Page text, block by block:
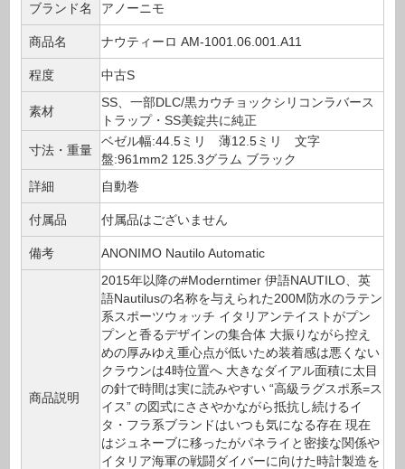
ブランド名 アノーニモ
商品名 ナウティーロ AM-1001.06.001.A11
程度 中古S
素材
SS、一部DLC/黒カウチョックシリコンラバース
トラップ・SS美錠共に純正
寸法・重量
ベゼル幅:44.5ミリ 薄12.5ミリ 文字
盤:961mm2 125.3グラム ブラック
詳細
自動巻
付属品 付属品はございません
備考 ANONIMO Nautilo Automatic
商品説明
2015年以降の#Moderntimer 伊語NAUTILO、英
語Nautilusの名称を与えられた200M防水のラテン
系スポーツウォッチ イタリアンテイストがプン
プンと香るデザインの集合体 大振りながら控え
めの厚みゆえ重心点が低いため装着感は悪くない
クラウンは4時位置へ 大きなダイアル面積に太目
の針で時間は実に読みやすい “高級ラグスポ系=ス
イス” の図式にささやかながら抵抗し続けるイ
タ・フラ系ブランドはいつも気になる存在 現在
はジュネーブに移ったがパネライと密接な関係や
イタリア海軍の戦闘ダイバーに向けた時計製造を